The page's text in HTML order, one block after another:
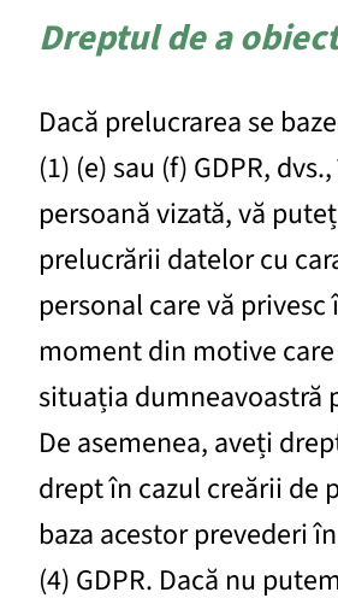
Dreptul de a
Dacă prelucrarea se
(1) (e) sau (f) GDPR,
persoană vizată, vă
prelucrării datelor cu
personal care vă privesc
moment din motive
situația dumneavoastră
De asemenea, aveți
drept în cazul creării de
baza acestor prevederi
(4) GDPR. Dacă nu